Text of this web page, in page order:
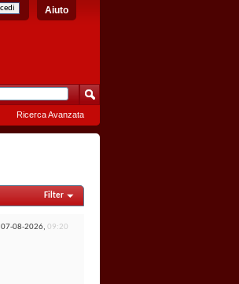
Aiuto
Ricerca Avanzata
Filter
07-08-2026, 09:20